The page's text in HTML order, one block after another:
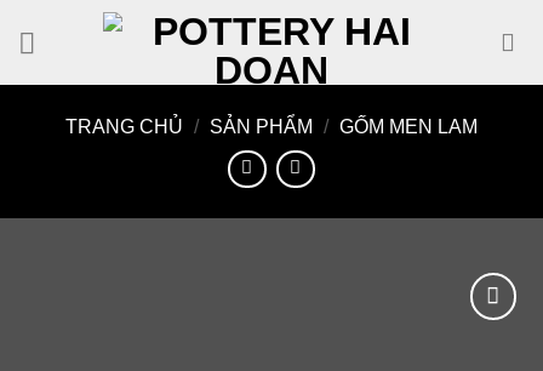
TRANG CHỦ / SẢN PHẨM / GỐM MEN LAM